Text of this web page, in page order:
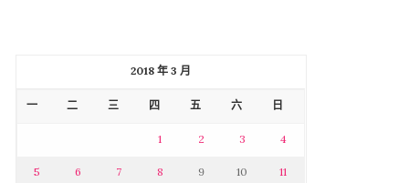
2018 年 3 月
一 二 三 四 五 六 日
1 2 3 4
5 6 7 8 9 10 11